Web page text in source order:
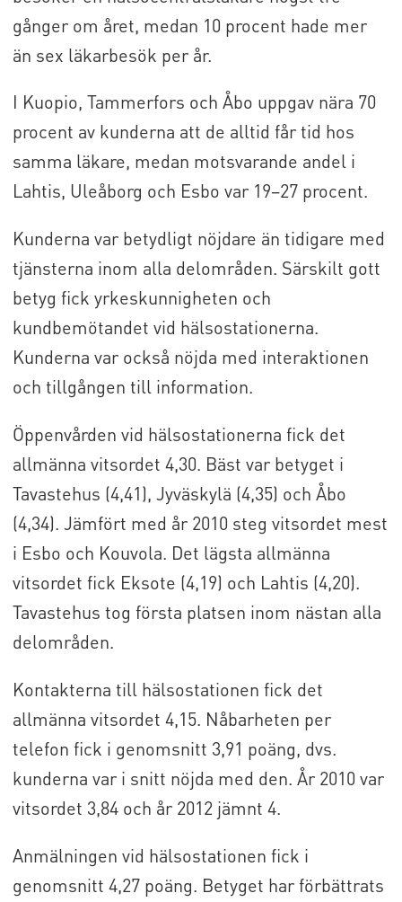
gånger om året, medan 10 procent hade mer
än sex läkarbesök per år.
I Kuopio, Tammerfors och Åbo uppgav nära 70
procent av kunderna att de alltid får tid hos
samma läkare, medan motsvarande andel i
Lahtis, Uleåborg och Esbo var 19–27 procent.
Kunderna var betydligt nöjdare än tidigare med
tjänsterna inom alla delområden. Särskilt gott
betyg fick yrkeskunnigheten och
kundbemötandet vid hälsostationerna.
Kunderna var också nöjda med interaktionen
och tillgången till information.
Öppenvården vid hälsostationerna fick det
allmänna vitsordet 4,30. Bäst var betyget i
Tavastehus (4,41), Jyväskylä (4,35) och Åbo
(4,34). Jämfört med år 2010 steg vitsordet mest
i Esbo och Kouvola. Det lägsta allmänna
vitsordet fick Eksote (4,19) och Lahtis (4,20).
Tavastehus tog första platsen inom nästan alla
delområden.
Kontakterna till hälsostationen fick det
allmänna vitsordet 4,15. Nåbarheten per
telefon fick i genomsnitt 3,91 poäng, dvs.
kunderna var i snitt nöjda med den. År 2010 var
vitsordet 3,84 och år 2012 jämnt 4.
Anmälningen vid hälsostationen fick i
genomsnitt 4,27 poäng. Betyget har förbättrats